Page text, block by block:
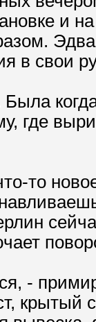
и
в свои
где
то
-
крытый